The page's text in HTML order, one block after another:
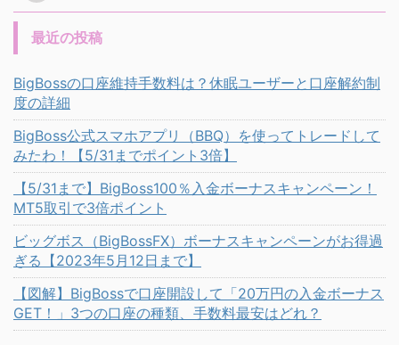
最近の投稿
BigBossの口座維持手数料は？休眠ユーザーと口座解約制
度の詳細
BigBoss公式スマホアプリ（BBQ）を使ってトレードして
みたわ！【5/31までポイント3倍】
【5/31まで】BigBoss100％入金ボーナスキャンペーン！
MT5取引で3倍ポイント
ビッグボス（BigBossFX）ボーナスキャンペーンがお得過
ぎる【2023年5月12日まで】
【図解】BigBossで口座開設して「20万円の入金ボーナス
GET！」3つの口座の種類、手数料最安はどれ？